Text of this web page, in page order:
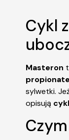
Cykl
Masteron
sylwetki.
opisują cykl